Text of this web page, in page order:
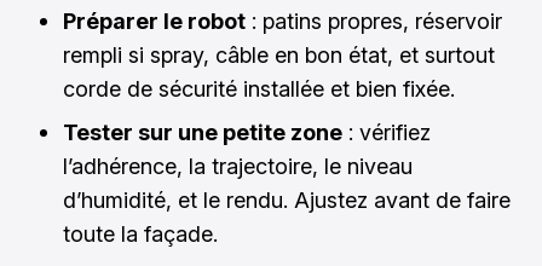
Préparer le robot : patins propres, réservoir
rempli si spray, câble en bon état, et surtout
corde de sécurité installée et bien fixée.
Tester sur une petite zone : vérifiez
l’adhérence, la trajectoire, le niveau
d’humidité, et le rendu. Ajustez avant de faire
toute la façade.